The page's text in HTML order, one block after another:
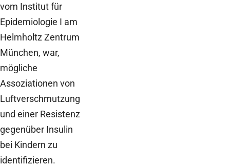
vom Institut für
Epidemiologie I am
Helmholtz Zentrum
München, war,
mögliche
Assoziationen von
Luftverschmutzung
und einer Resistenz
gegenüber Insulin
bei Kindern zu
identifizieren.